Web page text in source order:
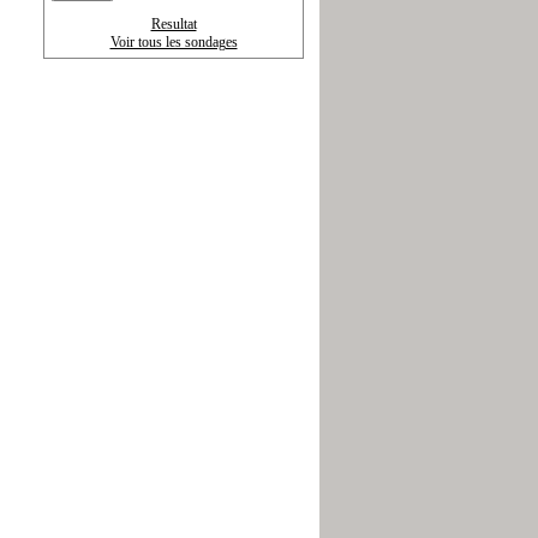
Resultat
Voir tous les sondages